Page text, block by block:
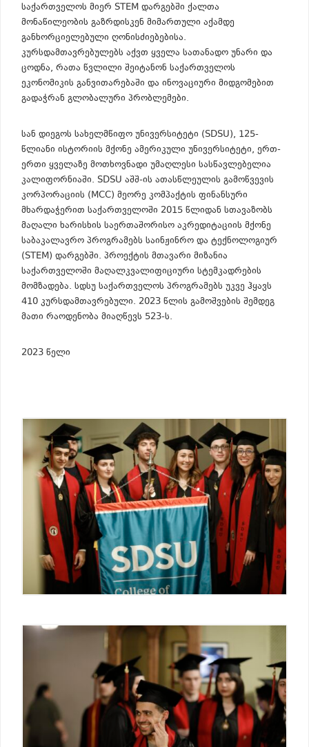
საქართველოს მიერ STEM დარგებში ქალთა
მონაწილეობის გაზრდისკენ მიმართული აქამდე
განხორციელებული ღონისძიებებისა.
კურსდამთავრებულებს აქვთ ყველა სათანადო უნარი და
ცოდნა, რათა წვლილი შეიტანონ საქართველოს
ეკონომიკის განვითარებაში და ინოვაციური მიდგომებით
გადაჭრან გლობალური პრობლემები.
სან დიეგოს სახელმწიფო უნივერსიტეტი (SDSU), 125-
წლიანი ისტორიის მქონე ამერიკული უნივერსიტეტი, ერთ-
ერთი ყველაზე მოთხოვნადი უმაღლესი სასწავლებელია
კალიფორნიაში. SDSU აშშ-ის ათასწლეულის გამოწვევის
კორპორაციის (MCC) მეორე კომპაქტის ფინანსური
მხარდაჭერით საქართველოში 2015 წლიდან სთავაზობს
მაღალი ხარისხის საერთაშორისო აკრედიტაციის მქონე
საბაკალავრო პროგრამებს საინჟინრო და ტექნოლოგიურ
(STEM) დარგებში. პროექტის მთავარი მიზანია
საქართველოში მაღალკვალიფიციური სტემკადრების
მომზადება. სდსუ საქართველოს პროგრამებს უკვე ჰყავს
410 კურსდამთავრებული. 2023 წლის გამოშვების შემდეგ
მათი რაოდენობა მიაღწევს 523-ს.
2023 წელი